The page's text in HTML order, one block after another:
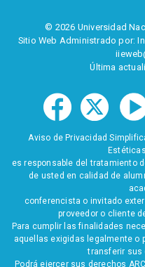
© 2026 Universidad
Sitio Web Administrado por:
Última
Aviso de Privacidad
es responsable del tratamiento
de usted en calidad de
conferencista o invitado
proveedor o cliente
Para cumplir las finalidades
aquellas exigidas legalmente o
transferir
Podrá ejercer sus derechos